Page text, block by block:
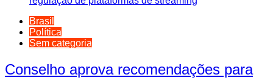
Brasil
Política
Sem categoria
Conselho aprova recomendações para